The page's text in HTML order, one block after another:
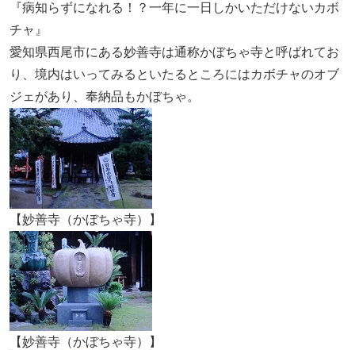
『病知らずになれる！？一年に一日しかいただけないカボ
チャ』
愛知県西尾市にある妙善寺は通称かぼちゃ寺と呼ばれてお
り、境内はいってみるといたるところにはカボチャのオブ
ジェがあり、奉納品もかぼちゃ。
【妙善寺（かぼちゃ寺）】
【妙善寺（かぼちゃ寺）】